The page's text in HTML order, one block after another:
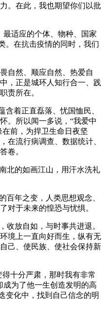
。在此，我也期望你们以批
适应的个体、物种、国家
。在抗击疫情的同时，我们
自然、顺应自然、热爱自
，正是城环人知行合一、践
责所在。
着正直磊落、忧国恤民、
。所以闻一多说，“我爱中
前，为捍卫生命日夜坚
在流行病调查、数据统计、
卷。
北的如画江山，用汗水洗礼
百年之变，人类思想观念、
对于未来的惶恐与忧惧。
收放自如，与时事共进退。
境上一直向好而生，纵有无
己、使民族、使社会保持新
十分严肃，那时我有非常
为了他一生创造发明的高
变化中，找到自己信念的明